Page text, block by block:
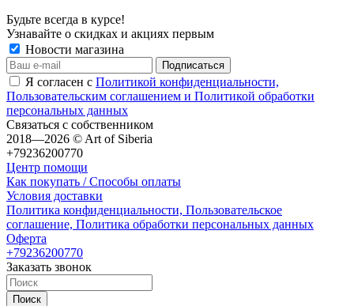
Будьте всегда в курсе!
Узнавайте о скидках и акциях первым
Новости магазина
Я согласен с Политикой конфиденциальности,
Пользовательским соглашением и Политикой обработки
персональных данных
Связаться с собственником
2018—2026 © Art of Siberia
+79236200770
Центр помощи
Как покупать / Способы оплаты
Условия доставки
Политика конфиденциальности, Пользовательское
соглашение, Политика обработки персональных данных
Оферта
+79236200770
Заказать звонок
Поиск